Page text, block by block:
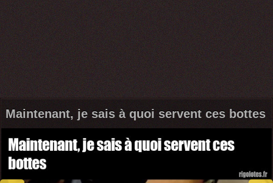
Maintenant, je sais à quoi servent ces bottes